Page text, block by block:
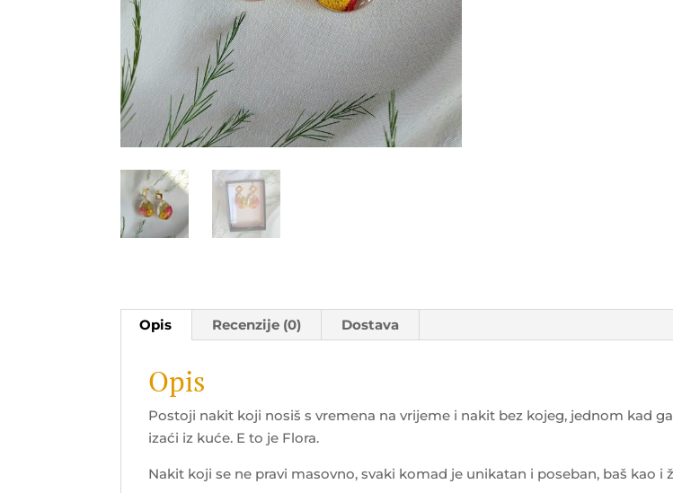
Opis Recenzije (0) Dostava
Opis
Postoji nakit koji nosiš s vremena na vrijeme i nakit bez kojeg, jednom kad ga
izaći iz kuće. E to je Flora.
Nakit koji se ne pravi masovno, svaki komad je unikatan i poseban, baš kao i